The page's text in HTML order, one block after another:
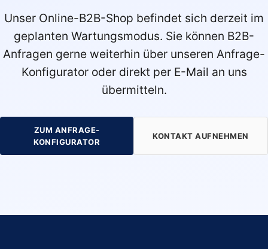
Unser Online-B2B-Shop befindet sich derzeit im
geplanten Wartungsmodus. Sie können B2B-
Anfragen gerne weiterhin über unseren Anfrage-
Konfigurator oder direkt per E-Mail an uns
übermitteln.
ZUM ANFRAGE-
KONFIGURATOR
KONTAKT AUFNEHMEN